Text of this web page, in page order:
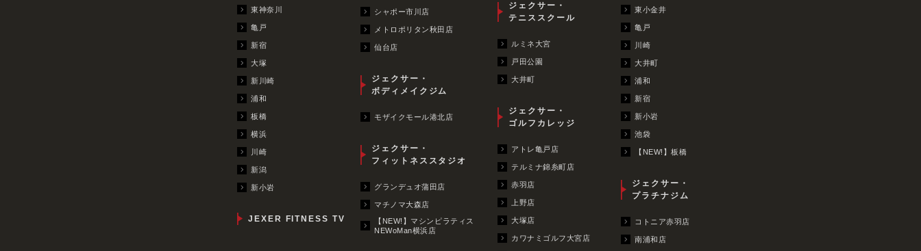
東神奈川
亀戸
新宿
大塚
新川崎
浦和
板橋
横浜
川崎
新潟
新小岩
JEXER FITNESS TV
シャポー市川店
メトロポリタン秋田店
仙台店
ジェクサー・
ボディメイクジム
モザイクモール港北店
ジェクサー・
フィットネススタジオ
グランデュオ蒲田店
マチノマ大森店
【NEW!】マシンピラティス
NEWoMan横浜店
ジェクサー・
テニススクール
ルミネ大宮
戸田公園
大井町
ジェクサー・
ゴルフカレッジ
アトレ亀戸店
テルミナ錦糸町店
赤羽店
上野店
大塚店
カワナミゴルフ大宮店
東小金井
亀戸
川崎
大井町
浦和
新宿
新小岩
池袋
【NEW!】板橋
ジェクサー・
プラチナジム
コトニア赤羽店
南浦和店